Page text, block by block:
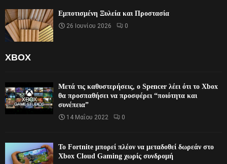
Εμποτισμένη Ξυλεία και Προστασία
26 Ιουνίου 2026 0
XBOX
Μετά τις καθυστερήσεις, ο Spencer λέει ότι το Xbox
θα προσπαθήσει να προσφέρει “ποιότητα και
συνέπεια”
14 Μαΐου 2022 0
Το Fortnite μπορεί πλέον να μεταδοθεί δωρεάν στο
Xbox Cloud Gaming χωρίς συνδρομή